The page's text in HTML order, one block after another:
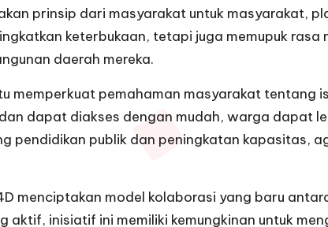
prinsip dari masyarakat untuk masyarakat,
keterbukaan, tetapi juga memupuk
daerah mereka.
memperkuat pemahaman masyarakat
dapat diakses dengan mudah, warga dapat
pendidikan publik dan peningkatan kapasitas,
menciptakan model kolaborasi yang baru
aktif, inisiatif ini memiliki kemungkinan untuk